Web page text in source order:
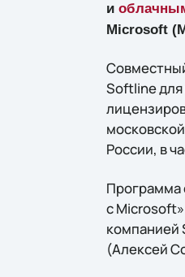
и
Microsoft
Softline
России, в
Программа
с
компанией
(Алексей